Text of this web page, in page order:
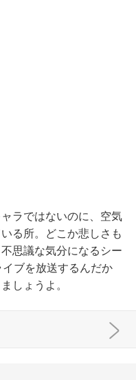
ラではないのに、空気
る所。どこか悲しさも
思議な気分になるシー
ブを放送するんだか
しょうよ。